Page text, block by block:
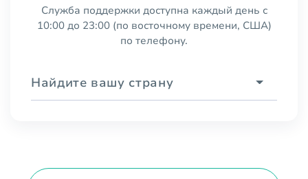
Служба поддержки доступна каждый день с
10:00 до 23:00 (по восточному времени, США)
по телефону.
Найдите вашу страну